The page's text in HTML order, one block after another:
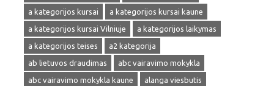
a kategorijos kursai
a kategorijos kursai kaune
a kategorijos kursai Vilniuje
a kategorijos laikymas
a kategorijos teises
a2 kategorija
ab lietuvos draudimas
abc vairavimo mokykla
abc vairavimo mokykla kaune
alanga viesbutis